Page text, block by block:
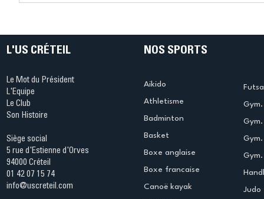
Ping ? Quand le tennis de
termine
L'US CRÉTEIL
Le Mot du Président
L'Equipe
Le Club
Son Histoire
Siège social
5 rue d'Estienne d'Orves
94000 Créteil
01 42 07 15 74
info@uscreteil.com
NOS SPORTS
Aikido
Athletisme
Badminton
Basket
Boxe anglaise
Boxe francaise
Canoë kayak Judo